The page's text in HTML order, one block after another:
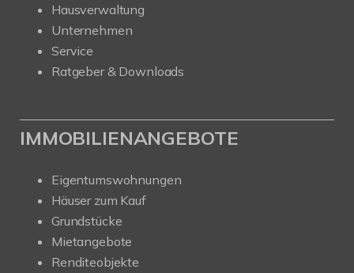
Hausverwaltung
Unternehmen
Service
Ratgeber & Downloads
IMMOBILIENANGEBOTE
Eigentumswohnungen
Häuser zum Kauf
Grundstücke
Mietangebote
Renditeobjekte